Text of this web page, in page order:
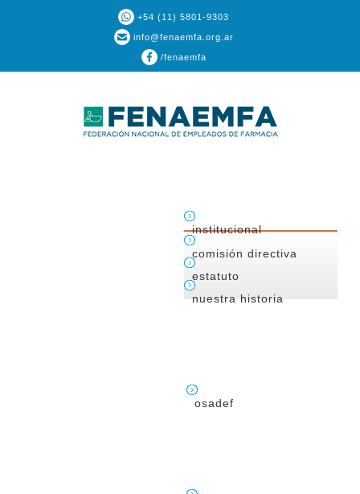
+54 (11) 5801-9303
info@fenaemfa.org.ar
/fenaemfa
institucional
comisión directiva
estatuto
nuestra historia
osadef